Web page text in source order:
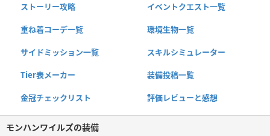
ストーリー攻略 イベントクエスト一覧
重ね着コーデ一覧 環境生物一覧
サイドミッション一覧 スキルシミュレーター
Tier表メーカー 装備投稿一覧
金冠チェックリスト 評価レビューと感想
モンハンワイルズの装備